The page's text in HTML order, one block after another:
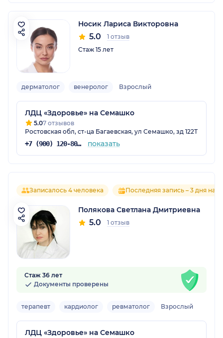
Носик Лариса Викторовна
5.0
1 отзыв
Стаж 15 лет
дерматолог венеролог Взрослый
ЛДЦ «Здоровье» на Семашко
5.07 отзывов
Ростовская обл, ст-ца Багаевская, ул Семашко, зд 122Т
+7 (900) 120-80-88 показать
Записалось 4 человека Последняя запись – 3 дня
Полякова Светлана Дмитриевна
5.0 1 отзыв
Стаж 36 лет
Документы проверены
терапевт кардиолог ревматолог Взрослый
ЛДЦ «Здоровье» на Семашко